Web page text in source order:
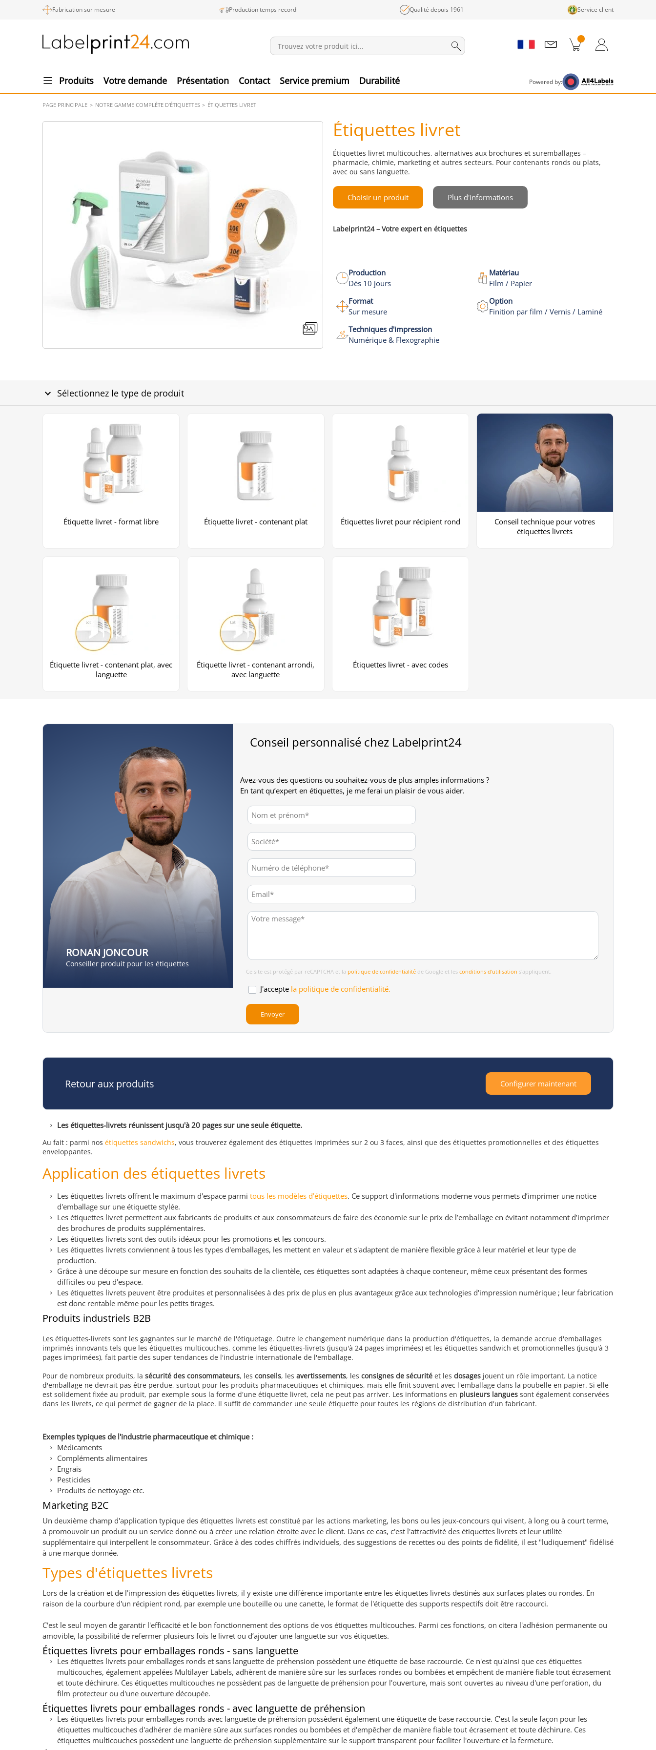
Fabrication sur mesure Production temps record Qualité depuis 1961 Service client
Produits Votre demande Présentation Contact Service premium Durabilité Powered by:
PAGE PRINCIPALE NOTRE GAMME COMPLÈTE D’ÉTIQUETTES ÉTIQUETTES LIVRET
Étiquettes livret
Plus de Photos
Étiquettes livret multicouches, alternatives aux brochures et suremballages –
pharmacie, chimie, marketing et autres secteurs. Pour contenants ronds ou plats,
avec ou sans languette.
Choisir un produit Plus d'informations
Labelprint24 – Votre expert en étiquettes
Production
Dès 10 jours
Matériau
Film / Papier
Format
Sur mesure
Option
Finition par film / Vernis / Laminé
Techniques d'impression
Numérique & Flexographie
Sélectionnez le type de produit
Étiquette livret - format libre Étiquette livret - contenant plat Étiquettes livret pour récipient rond
Conseil technique pour votres
étiquettes livrets
Étiquette livret - contenant plat, avec
languette
Étiquette livret - contenant arrondi,
avec languette
Étiquettes livret - avec codes
RONAN JONCOUR
Conseiller produit pour les étiquettes
Conseil personnalisé chez Labelprint24
Avez-vous des questions ou souhaitez-vous de plus amples informations ?
En tant qu’expert en étiquettes, je me ferai un plaisir de vous aider.
Ce site est protégé par reCAPTCHA et la politique de confidentialité de Google et lesconditions d'utilisation s'appliquent.
J'accepte la politique de confidentialité.
Retour aux produits Configurer maintenant
Les étiquettes-livrets réunissent jusqu'à 20 pages sur une seule étiquette.
Au fait : parmi nos étiquettes sandwichs, vous trouverez également des étiquettes imprimées sur 2 ou 3 faces, ainsi que des étiquettes promotionnelles et des étiquettes
enveloppantes.
Application des étiquettes livrets
Les étiquettes livrets offrent le maximum d'espace parmi tous les modèles d’étiquettes. Ce support d'informations moderne vous permets d’imprimer une notice
d'emballage sur une étiquette stylée.
Les étiquettes livret permettent aux fabricants de produits et aux consommateurs de faire des économie sur le prix de l’emballage en évitant notamment d’imprimer
des brochures de produits supplémentaires.
Les étiquettes livrets sont des outils idéaux pour les promotions et les concours.
Les étiquettes livrets conviennent à tous les types d'emballages, les mettent en valeur et s'adaptent de manière flexible grâce à leur matériel et leur type de
production.
Grâce à une découpe sur mesure en fonction des souhaits de la clientèle, ces étiquettes sont adaptées à chaque conteneur, même ceux présentant des formes
difficiles ou peu d'espace.
Les étiquettes livrets peuvent être produites et personnalisées à des prix de plus en plus avantageux grâce aux technologies d'impression numérique ; leur fabrication
est donc rentable même pour les petits tirages.
Produits industriels B2B
Les étiquettes-livrets sont les gagnantes sur le marché de l'étiquetage. Outre le changement numérique dans la production d'étiquettes, la demande accrue d'emballages
imprimés innovants tels que les étiquettes multicouches, comme les étiquettes-livrets (jusqu'à 24 pages imprimées) et les étiquettes sandwich et promotionnelles (jusqu'à 3
pages imprimées), fait partie des super tendances de l'industrie internationale de l'emballage.
Pour de nombreux produits, la sécurité des consommateurs, les conseils, les avertissements, les consignes de sécurité et les dosages jouent un rôle important. La notice
d'emballage ne devrait pas être perdue, surtout pour les produits pharmaceutiques et chimiques, mais elle finit souvent avec l'emballage dans la poubelle en papier. Si elle
est solidement fixée au produit, par exemple sous la forme d'une étiquette livret, cela ne peut pas arriver. Les informations en plusieurs langues sont également conservées
dans les livrets, ce qui permet de gagner de la place. Il suffit de commander une seule étiquette pour toutes les régions de distribution d'un fabricant.
Exemples typiques de l'industrie pharmaceutique et chimique :
Médicaments
Compléments alimentaires
Engrais
Pesticides
Produits de nettoyage etc.
Marketing B2C
Un deuxième champ d'application typique des étiquettes livrets est constitué par les actions marketing, les bons ou les jeux-concours qui visent, à long ou à court terme,
à promouvoir un produit ou un service donné ou à créer une relation étroite avec le client. Dans ce cas, c'est l'attractivité des étiquettes livrets et leur utilité
supplémentaire qui interpellent le consommateur. Grâce à des codes chiffrés individuels, des suggestions de recettes ou des points de fidélité, il est "ludiquement" fidélisé
à une marque donnée.
Types d'étiquettes livrets
Lors de la création et de l'impression des étiquettes livrets, il y existe une différence importante entre les étiquettes livrets destinés aux surfaces plates ou rondes. En
raison de la courbure d'un récipient rond, par exemple une bouteille ou une canette, le format de l'étiquette des supports respectifs doit être raccourci.
C'est le seul moyen de garantir l'efficacité et le bon fonctionnement des options de vos étiquettes multicouches. Parmi ces fonctions, on citera l'adhésion permanente ou
amovible, la possibilité de refermer plusieurs fois le livret ou d’ajouter une languette sur vos étiquettes.
Étiquettes livrets pour emballages ronds - sans languette
Les étiquettes livrets pour emballages ronds et sans languette de préhension possèdent une étiquette de base raccourcie. Ce n'est qu'ainsi que ces étiquettes
multicouches, également appelées Multilayer Labels, adhèrent de manière sûre sur les surfaces rondes ou bombées et empêchent de manière fiable tout écrasement
et toute déchirure. Ces étiquettes multicouches ne possèdent pas de languette de préhension pour l'ouverture, mais sont ouvertes au niveau d'une perforation, du
film protecteur ou d'une ouverture découpée.
Étiquettes livrets pour emballages ronds - avec languette de préhension
Les étiquettes livrets pour emballages ronds avec languette de préhension possèdent également une étiquette de base raccourcie. C'est la seule façon pour les
étiquettes multicouches d'adhérer de manière sûre aux surfaces rondes ou bombées et d'empêcher de manière fiable tout écrasement et toute déchirure. Ces
étiquettes multicouches possèdent une languette de préhension supplémentaire sur le support transparent pour faciliter l'ouverture et la fermeture.